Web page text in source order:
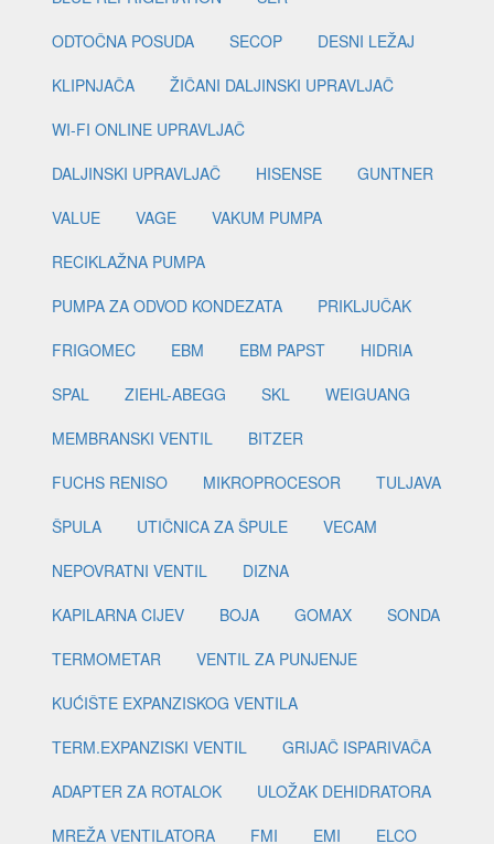
ODTOČNA POSUDA
SECOP
DESNI LEŽAJ
KLIPNJAČA
ŽIČANI DALJINSKI UPRAVLJAČ
WI-FI ONLINE UPRAVLJAČ
DALJINSKI UPRAVLJAČ
HISENSE
GUNTNER
VALUE
VAGE
VAKUM PUMPA
RECIKLAŽNA PUMPA
PUMPA ZA ODVOD KONDEZATA
PRIKLJUČAK
FRIGOMEC
EBM EBM PAPST
HIDRIA
SPAL
ZIEHL-ABEGG SKL
WEIGUANG
MEMBRANSKI VENTIL
BITZER
FUCHS RENISO
MIKROPROCESOR
TULJAVA
ŠPULA
UTIČNICA ZA ŠPULE
VECAM
NEPOVRATNI VENTIL
DIZNA
KAPILARNA CIJEV
BOJA GOMAX
SONDA
TERMOMETAR
VENTIL ZA PUNJENJE
KUĆIŠTE EXPANZISKOG VENTILA
TERM.EXPANZISKI VENTIL
GRIJAČ ISPARIVAČA
ADAPTER ZA ROTALOK
ULOŽAK DEHIDRATORA
MREŽA VENTILATORA
FMI EMI
ELCO